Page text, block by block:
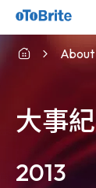
About
大事紀
2013